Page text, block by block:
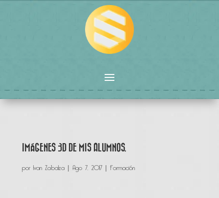
IMÁGENES 3D DE MIS ALUMNOS.
por Ivan Zabalza| Ago 7, 2017| Formación